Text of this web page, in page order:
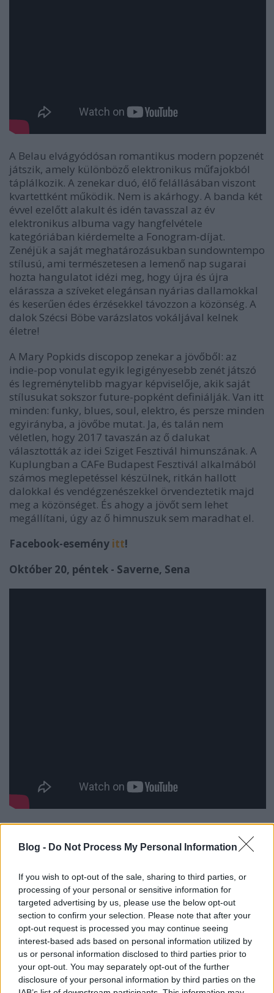
Blog - Do Not Process My Personal Information
If you wish to opt-out of the sale, sharing to third parties, or
processing of your personal or sensitive information for
targeted advertising by us, please use the below opt-out
section to confirm your selection. Please note that after your
opt-out request is processed you may continue seeing
interest-based ads based on personal information utilized by
us or personal information disclosed to third parties prior to
your opt-out. You may separately opt-out of the further
disclosure of your personal information by third parties on the
A Belau elvágyódósan romantikus modern popzenét
játszik, amely különböző elektronikus műfajokból
táplálkozik. A zenekar duó, élő felállásában viszont
kvartettként működik. Nem is akárhogy. A banda két
évvel ezelőtt alakult és idén tavasszal az év
elektronikus albuma vagy hangfelvétele
kategóriában kiérdemelte a Fonogram-díjat.
Zenéjük a saját meghatározásukban sundowntempo
stílusú, ami természetesen a lemenő nap sugarai
hozta hangulatot idézi meg, hogy újra és újra
elárassza a szíveket elegánsan nyárias dallamokkal
és keserűen édes érzésekkel távozzon a közönség. A
dalok Szécsi Böbe varázslatos vokáljával kelnek
életre!
A Mary Popkids discopop zenekar a jövőből: az
indie-pop vonulat egyik legigényesebb zenét játszó
és legreménytelibb magyar képviselője, akik saját
stílusukat sokszor future-popként definiálják. Van itt
minden: funky, blues, soul, elektro, és persze minden
egyirányba, a jövőbe mutat. Ja, és talán nem
véletlen, hogy 2017 tavaszán az ő dalukat
választották az idei Sziget Fesztivál himunszának. A
Kuplungban a CAFe Budapest Fesztivál alkalmából
számos meglepetéssel készülnek, ritkán hallott
dalokkal és vendégzenészekkel örvendeztetik majd
meg a közönséget. És ahogy a jövőt sem lehet
megállítani, úgy az ő himnuszuk sem maradhat el.
Facebook-esemény itt!
Október 20, péntek - Saverne, Sena
énekes-dalszerző esztétika találkozási pontja, amely
koncertek hangulata a pszichedéliától a veretésig, a
recsegős törött ütemektől a lírai dalokig tart. A
tapasztalás lenyűgöző, hiszen a szerzői identitás
minden dalon átjön, az egész pedig pont úgy hat,
mint egy kisklubos rockkoncert, csak épp a zene
elektronikus. A CAFe Budapest Fesztiválra a Saverne
meglepetésvendéggel és külön erre az alkalomra
kifejlesztett vadonatúj látványvilággal, különleges
fénytechinkával és persze a crossovernél is